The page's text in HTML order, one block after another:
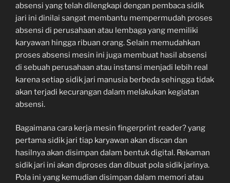
absensi yang telah dilengkapi dengan pembaca sidik
jari ini dinilai sangat membantu mempermudah proses
absensi di perusahaan atau lembaga yang memiliki
karyawan hingga ribuan orang. Selain memudahkan
proses absensi mesin ini juga membuat hasil absensi
di sebuah perusahaan atau instansi menjadi lebih real
karena setiap sidik jari manusia berbeda sehingga tidak
akan terjadi kecurangan dalam melakukan kegiatan
absensi.
Bagaimana cara kerja mesin fingerprint reader? yang
pertama sidik jari tiap karyawan akan discan dan
hasilnya akan disimpan dalam bentuk digital. Rekaman
sidik jari ini akan diproses dan dibuat pola sidik jarinya.
Pola ini yang kemudian disimpan dalam memori atau